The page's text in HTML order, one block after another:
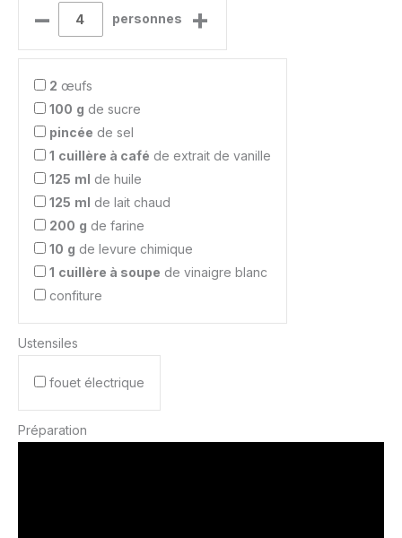
– personnes +
2 œufs
100 g de sucre
pincée de sel
1 cuillère à café de extrait de vanille
125 ml de huile
125 ml de lait chaud
200 g de farine
10 g de levure chimique
1 cuillère à soupe de vinaigre blanc
confiture
Ustensiles
fouet électrique
Préparation